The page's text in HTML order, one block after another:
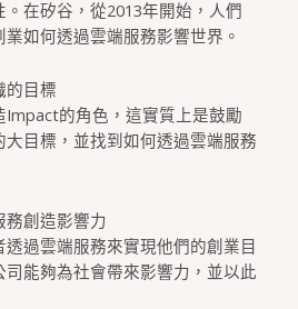
在矽谷，從2013年開始，人們
如何透過雲端服務影響世界。
的目標
的角色，這實質上是鼓勵
目標，並找到如何透過雲端服務
務創造影響力
過雲端服務來實現他們的創業目
能夠為社會帶來影響力，並以此